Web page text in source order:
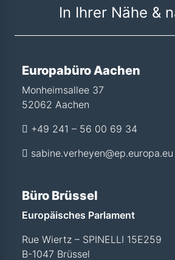
In Ihrer Nähe &
Europabüro Aachen
Monheimsallee 37
52062 Aachen
+49 241 – 56 00 69 34
sabine.verheyen@ep.europa.eu
Büro Brüssel
Europäisches Parlament
Rue Wiertz – SPINELLI 15E259
B-1047 Brüssel